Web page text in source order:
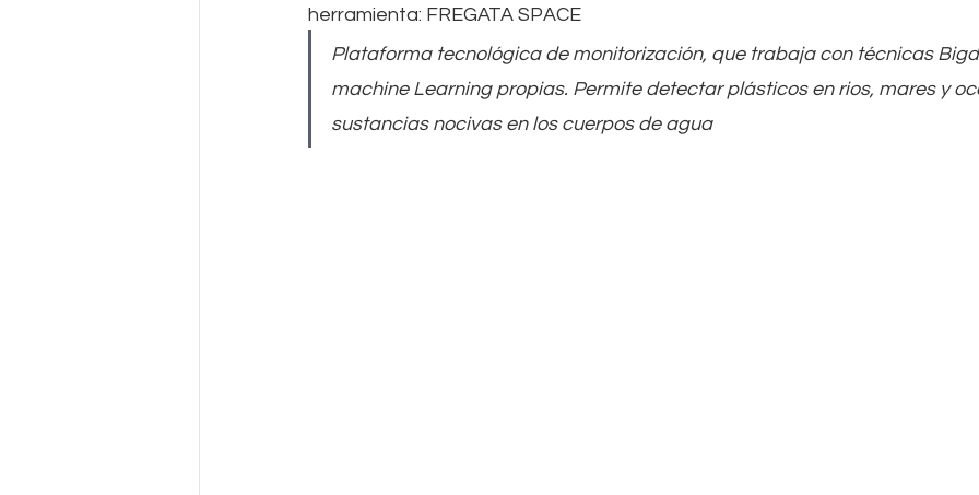
herramienta: FREGATA SPACE
Plataforma tecnológica de monitorización, que trabaja con técnicas
machine Learning propias. Permite detectar plásticos en rios, mares y
sustancias nocivas en los cuerpos de agua